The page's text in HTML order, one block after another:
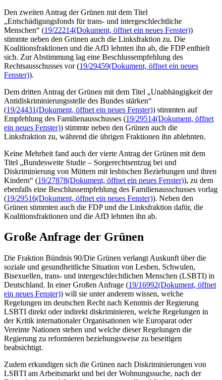
Den zweiten Antrag der Grünen mit dem Titel
„Entschädigungsfonds für trans- und intergeschlechtliche
Menschen“ (19/22214(Dokument, öffnet ein neues Fenster))
stimmte neben den Grünen auch die Linksfraktion zu. Die
Koalitionsfraktionen und die AfD lehnten ihn ab, die FDP enthielt
sich. Zur Abstimmung lag eine Beschlussempfehlung des
Rechtsausschusses vor (19/29459(Dokument, öffnet ein neues
Fenster)).
Dem dritten Antrag der Grünen mit dem Titel „Unabhängigkeit der
Antidiskriminierungsstelle des Bundes stärken“
(19/24431(Dokument, öffnet ein neues Fenster)) stimmten auf
Empfehlung des Familienausschusses (19/29514(Dokument, öffnet
ein neues Fenster)) stimmte neben den Grünen auch die
Linksfraktion zu, während die übrigen Fraktionen ihn ablehnten.
Keine Mehrheit fand auch der vierte Antrag der Grünen mit dem
Titel „Bundesweite Studie – Sorgerechtsentzug bei und
Diskriminierung von Müttern mit lesbischen Beziehungen und ihren
Kindern“ (19/27878(Dokument, öffnet ein neues Fenster)), zu dem
ebenfalls eine Beschlussempfehlung des Familienausschusses vorlag
(19/29516(Dokument, öffnet ein neues Fenster)). Neben den
Grünen stimmten auch die FDP und die Linksfraktion dafür, die
Koalitionsfraktionen und die AfD lehnten ihn ab.
Große Anfrage der Grünen
Die Fraktion Bündnis 90/Die Grünen verlangt Auskunft über die
soziale und gesundheitliche Situation von Lesben, Schwulen,
Bisexuellen, trans- und intergeschlechtlichen Menschen (LSBTI) in
Deutschland. In einer Großen Anfrage (19/16992(Dokument, öffnet
ein neues Fenster)) will sie unter anderem wissen, welche
Regelungen im deutschen Recht nach Kenntnis der Regierung
LSBTI direkt oder indirekt diskriminieren, welche Regelungen in
der Kritik internationaler Organisationen wie Europarat oder
Vereinte Nationen stehen und welche dieser Regelungen die
Regierung zu reformieren beziehungsweise zu beseitigen
beabsichtigt.
Zudem erkundigen sich die Grünen nach Diskriminierungen von
LSBTI am Arbeitsmarkt und bei der Wohnungssuche, nach der